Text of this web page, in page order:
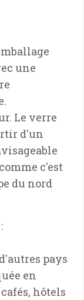
une
Le verre
d'un
c'est
du nord
pays
en
hôtels